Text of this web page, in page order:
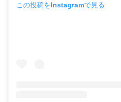
この投稿をInstagramで見る